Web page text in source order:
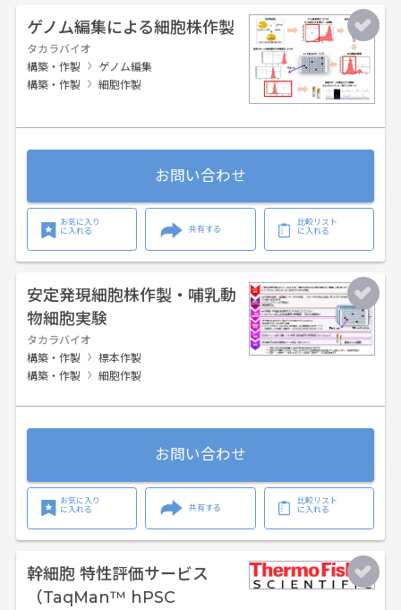
ゲノム編集による細胞株作製
タカラバイオ
構築・作製
ゲノム編集
構築・作製
細胞作製
お問い合わせ
お気に入り
に入れる
共有する
比較リスト
に入れる
安定発現細胞株作製・哺乳動
物細胞実験
タカラバイオ
構築・作製
標本作製
構築・作製
細胞作製
お問い合わせ
お気に入り
に入れる
共有する
比較リスト
に入れる
幹細胞 特性評価サービス
（TaqMan™ hPSC